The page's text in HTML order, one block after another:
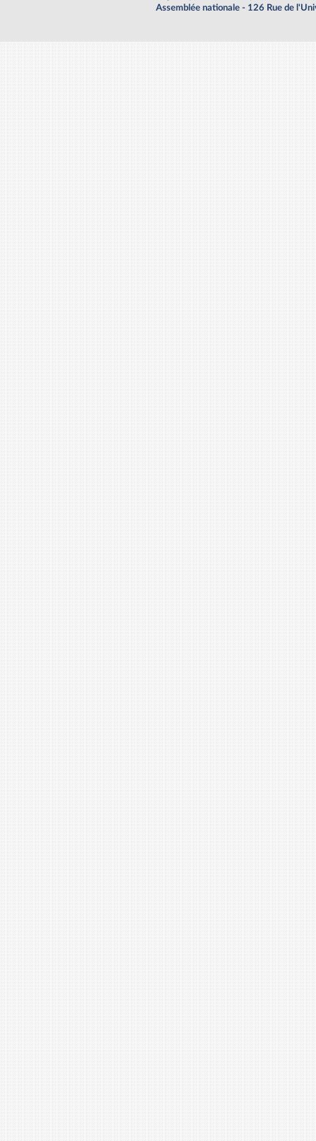
Assemblée nationale - 126 Rue de